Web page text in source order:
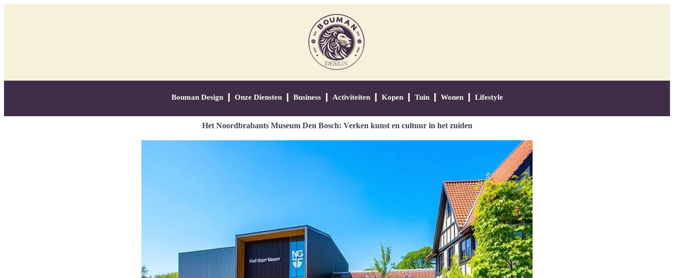
Bouman Design Onze Diensten Business Activiteiten Kopen Tuin Wonen Lifestyle
Het Noordbrabants Museum Den Bosch: Verken kunst en cultuur in het zuiden